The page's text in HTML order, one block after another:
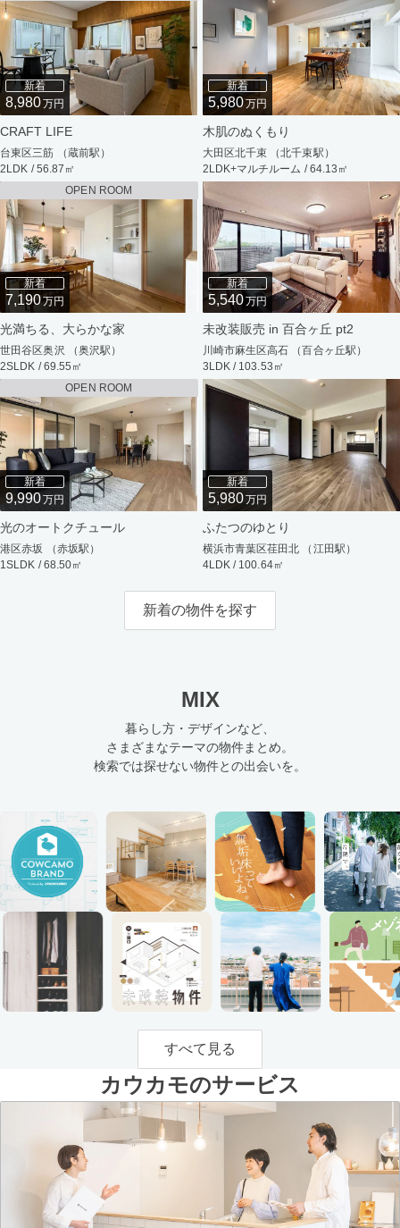
新着
8,980万円
CRAFT LIFE
台東区三筋 （蔵前駅）
2LDK / 56.87㎡
新着
5,980万円
木肌のぬくもり
大田区北千束 （北千束駅）
2LDK+マルチルーム / 64.13㎡
OPEN ROOM
新着
7,190万円
光満ちる、大らかな家
世田谷区奥沢 （奥沢駅）
2SLDK / 69.55㎡
新着
5,540万円
未改装販売 in 百合ヶ丘 pt2
川崎市麻生区高石 （百合ヶ丘駅）
3LDK / 103.53㎡
OPEN ROOM
新着
9,990万円
光のオートクチュール
港区赤坂 （赤坂駅）
1SLDK / 68.50㎡
新着
5,980万円
ふたつのゆとり
横浜市青葉区荏田北 （江田駅）
4LDK / 100.64㎡
新着の物件を探す
MIX
暮らし方・デザインなど、
さまざまなテーマの物件まとめ。
検索では探せない物件との出会いを。
すべて見る
カウカモのサービス